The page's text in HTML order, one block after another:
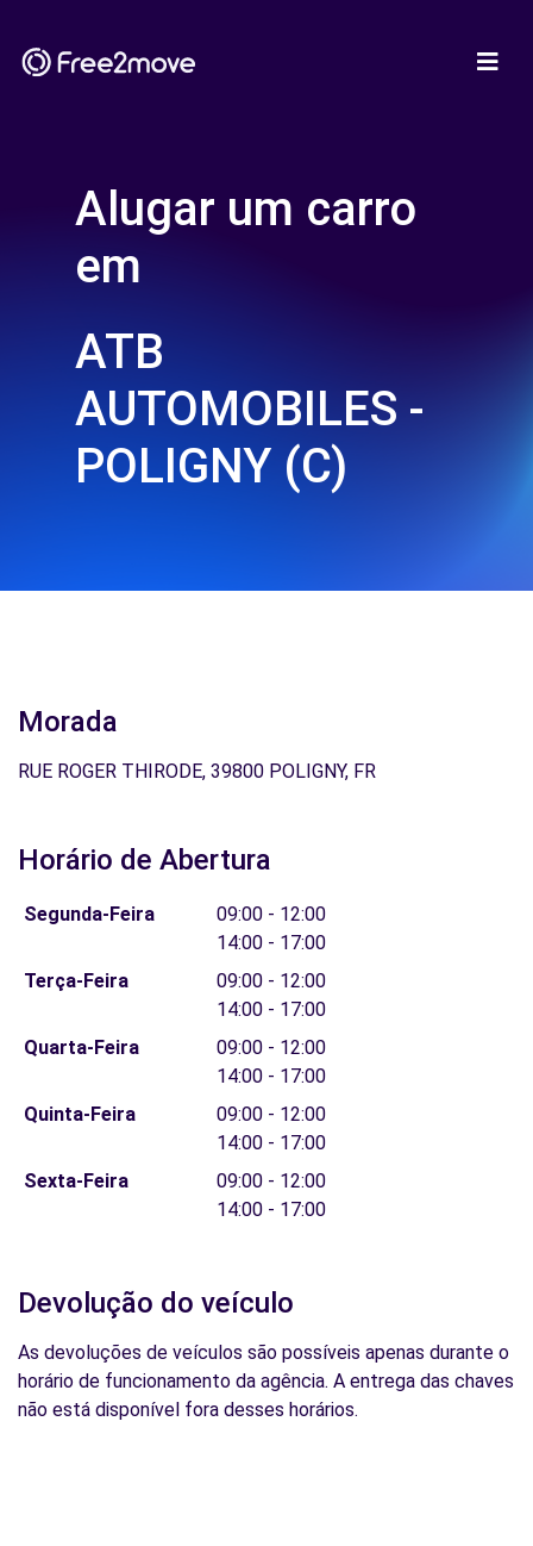
Alugar um carro
em
ATB
AUTOMOBILES -
POLIGNY (C)
Morada
RUE ROGER THIRODE, 39800 POLIGNY, FR
Horário de Abertura
Segunda-Feira
09:00 - 12:00
14:00 - 17:00
Terça-Feira
09:00 - 12:00
14:00 - 17:00
Quarta-Feira
09:00 - 12:00
14:00 - 17:00
Quinta-Feira
09:00 - 12:00
14:00 - 17:00
Sexta-Feira
09:00 - 12:00
14:00 - 17:00
Devolução do veículo
As devoluções de veículos são possíveis apenas durante o
horário de funcionamento da agência. A entrega das chaves
não está disponível fora desses horários.